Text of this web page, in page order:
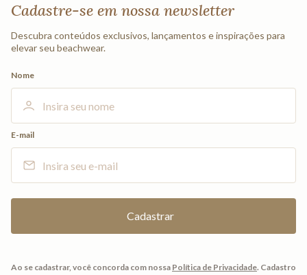
Cadastre-se em nossa newsletter
Descubra conteúdos exclusivos, lançamentos e inspirações para
elevar seu beachwear.
Nome
E-mail
Ao se cadastrar, você concorda com nossa Política de Privacidade. Cadastro